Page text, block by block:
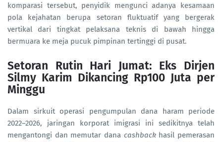
komparasi tersebut, penyidik mengunci adanya kesamaan
pola kejahatan berupa setoran fluktuatif yang bergerak
vertikal dari tingkat pelaksana teknis di bawah hingga
bermuara ke meja pucuk pimpinan tertinggi di pusat.
Setoran Rutin Hari Jumat: Eks Dirjen
Silmy Karim Dikancing Rp100 Juta per
Minggu
Dalam sirkuit operasi pengumpulan dana haram periode
2022–2026, jaringan korporat imigrasi ini sedikitnya telah
mengantongi dan memutar dana cashbackhasil pemerasan